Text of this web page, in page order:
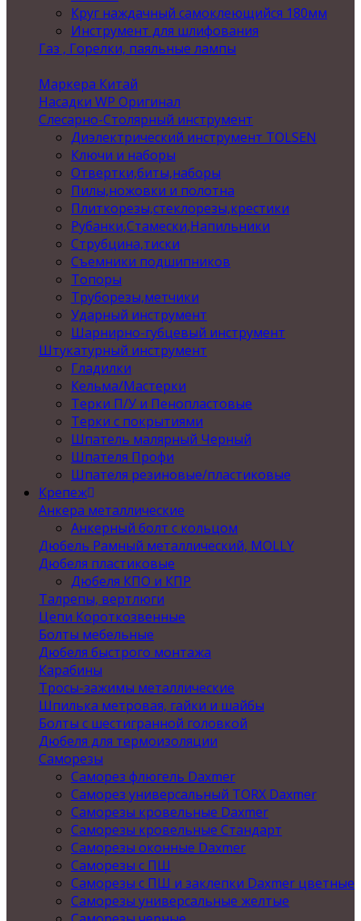
Круг наждачный самоклеющийся 180мм
Инструмент для шлифования
Газ , Горелки, паяльные лампы
Маркера Китай
Насадки WP Оригинал
Слесарно-Столярный инструмент
Диэлектрический инструмент TOLSEN
Ключи и наборы
Отвертки,биты,наборы
Пилы,ножовки и полотна
Плиткорезы,стеклорезы,крестики
Рубанки,Стамески,Напильники
Струбцина,тиски
Съемники подшипников
Топоры
Труборезы,метчики
Ударный инструмент
Шарнирно-губцевый инструмент
Штукатурный инструмент
Гладилки
Кельма/Мастерки
Терки П/У и Пенопластовые
Терки с покрытиями
Шпатель малярный Черный
Шпателя Профи
Шпателя резиновые/пластиковые
Крепеж
Анкера металлические
Анкерный болт с кольцом
Дюбель Рамный металлический, MOLLY
Дюбеля пластиковые
Дюбеля КПО и КПР
Талрепы, вертлюги
Цепи Короткозвенные
Болты мебельные
Дюбеля быстрого монтажа
Карабины
Тросы-зажимы металлические
Шпилька метровая, гайки и шайбы
Болты с шестигранной головкой
Дюбеля для термоизоляции
Саморезы
Саморез флюгель Daxmer
Саморез универсальный TORX Daxmer
Саморезы кровельные Daxmer
Саморезы кровельные Стандарт
Саморезы оконные Daxmer
Саморезы с ПШ
Саморезы с ПШ и заклепки Daxmer цветные
Саморезы универсальные желтые